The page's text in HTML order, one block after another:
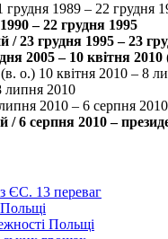
1989 – 22 грудня
– 22 грудня 1995
/ 23 грудня 1995 – 23
2005 – 10 квітня
о.) 10 квітня 2010 – 8
липня 2010
2010 – 6 серпня 2010
/ 6 серпня 2010 –
з ЄС. 13 переваг
Польщі